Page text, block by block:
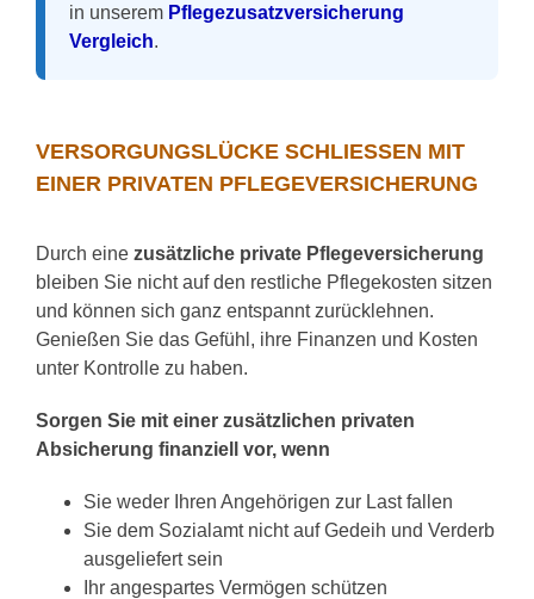
in unserem Pflegezusatzversicherung
Vergleich.
VERSORGUNGSLÜCKE SCHLIESSEN MIT E
INER PRIVATEN PFLEGEVERSICHERUNG
Durch eine zusätzliche private Pflegeversicherung
bleiben Sie nicht auf den restliche Pflegekosten sitzen
und können sich ganz entspannt zurücklehnen.
Genießen Sie das Gefühl, ihre Finanzen und Kosten
unter Kontrolle zu haben.
Sorgen Sie mit einer zusätzlichen privaten
Absicherung finanziell vor, wenn
Sie weder Ihren Angehörigen zur Last fallen
Sie dem Sozialamt nicht auf Gedeih und Verderb
ausgeliefert sein
Ihr angespartes Vermögen schützen